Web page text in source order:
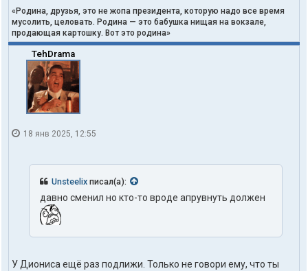
«Родина, друзья, это не жопа президента, которую надо все время
мусолить, целовать. Родина — это бабушка нищая на вокзале,
продающая картошку. Вот это родина»
TehDrama
18 янв 2025, 12:55
Unsteelix писал(а):
давно сменил но кто-то вроде апрувнуть должен
У Диониса ещё раз подлижи. Только не говори ему, что ты